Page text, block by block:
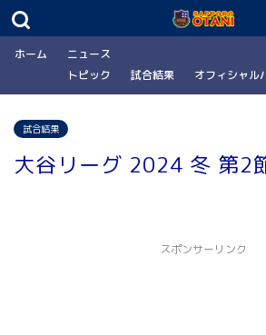
ホーム
ニュース
トピック
試合結果 オフィシャル
試合結果
大谷リーグ 2024 冬 第2
スポンサーリンク